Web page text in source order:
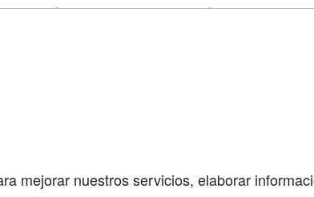
mejorar nuestros servicios, elaborar